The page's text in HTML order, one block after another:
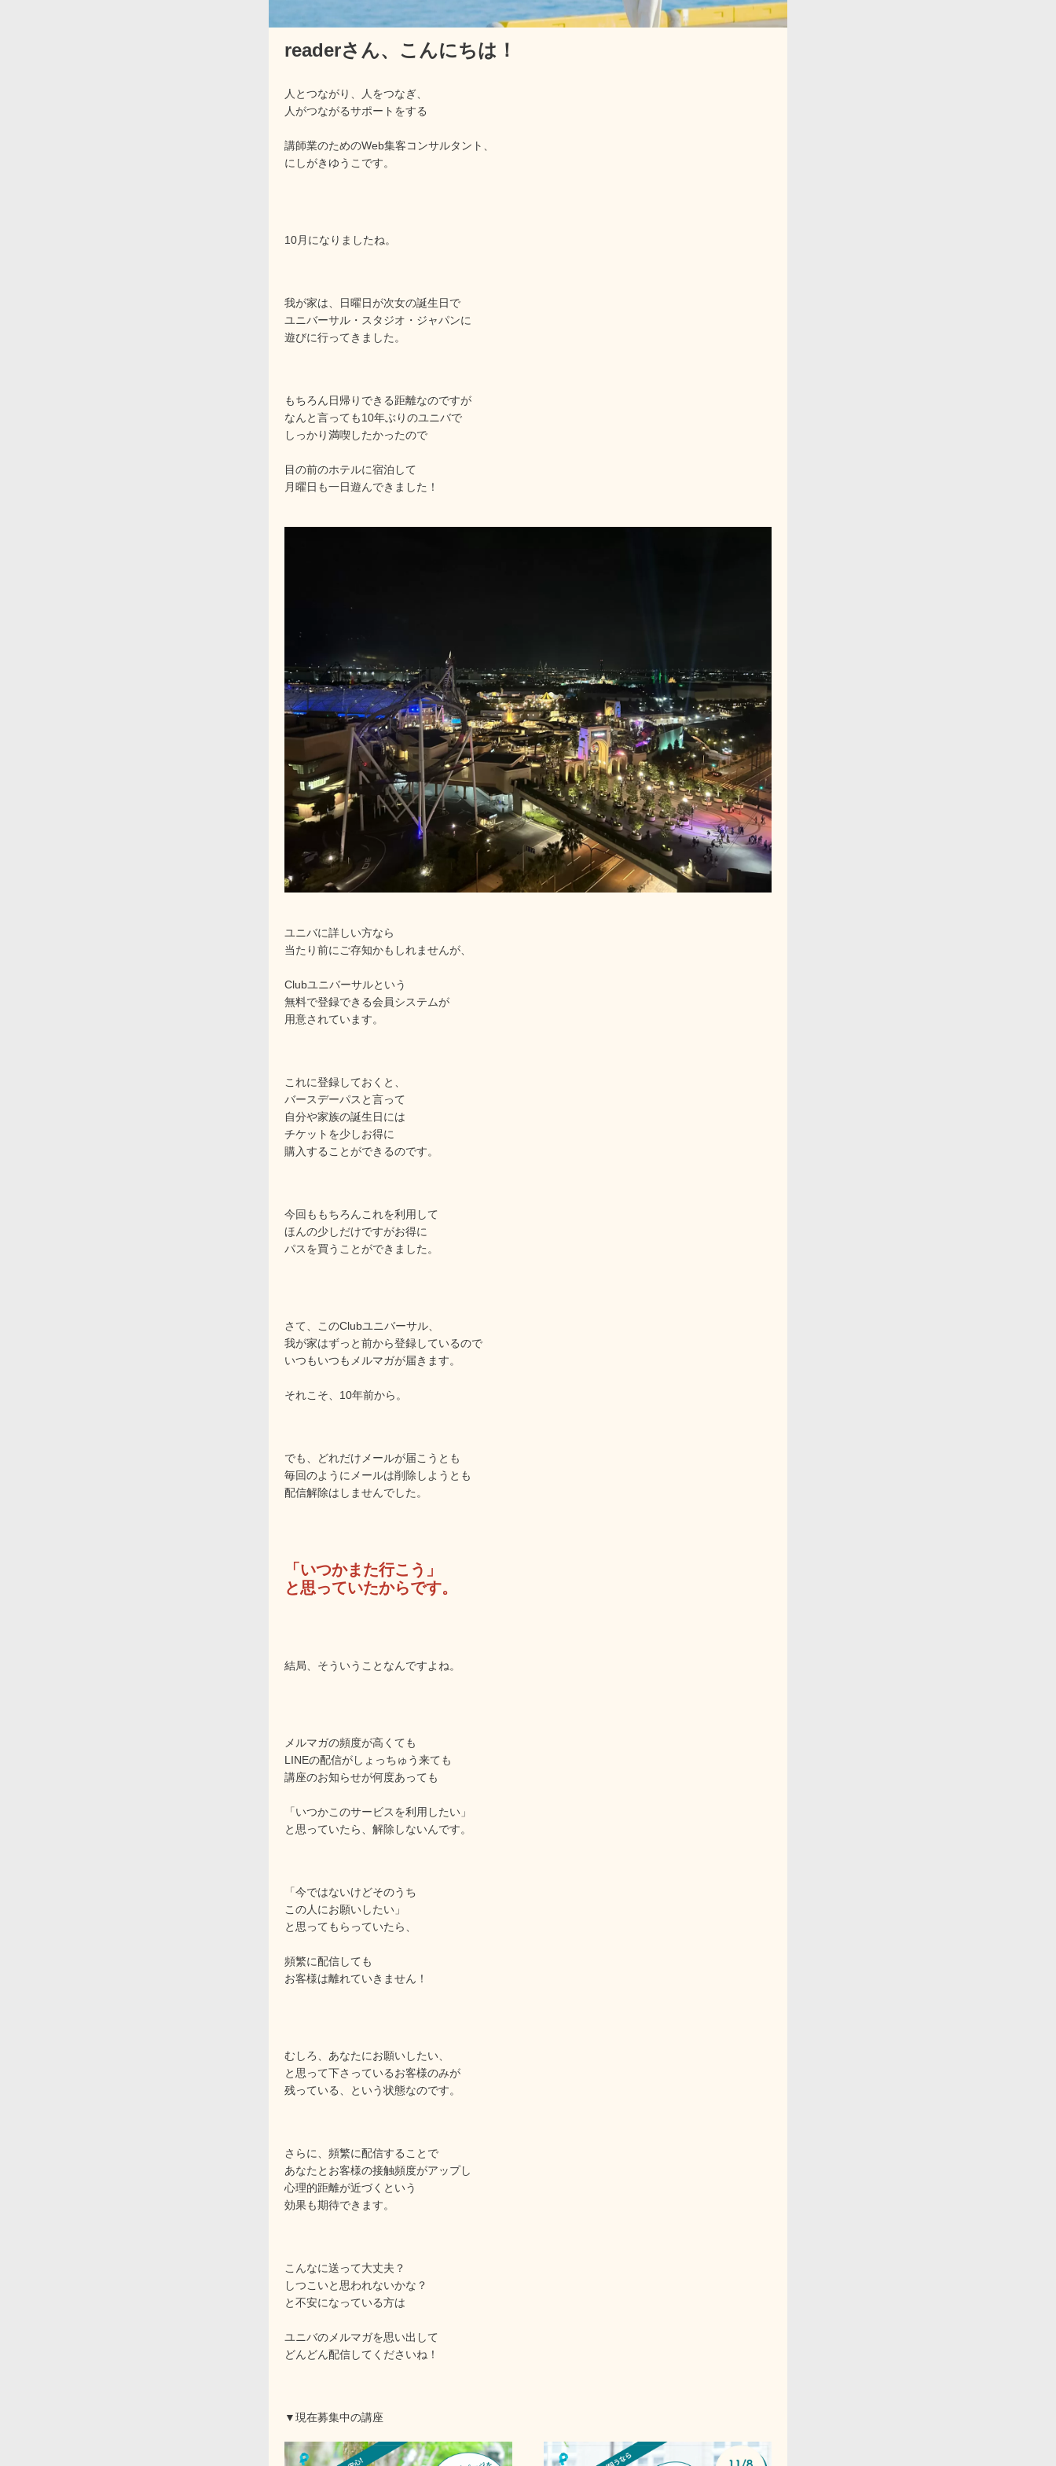
readerさん、 こんにちは！
人とつながり、人をつなぎ、
人がつながるサポートをする
講師業のためのWeb集客コンサルタント、
にしがきゆうこです。
10月になりましたね。
我が家は、日曜日が次女の誕生日で
ユニバーサル・スタジオ・ジャパンに
遊びに行ってきました。
もちろん日帰りできる距離なのですが
なんと言っても10年ぶりのユニバで
しっかり満喫したかったので
目の前のホテルに宿泊して
月曜日も一日遊んできました！
ユニバに詳しい方なら
当たり前にご存知かもしれませんが、
Clubユニバーサルという
無料で登録できる会員システムが
用意されています。
これに登録しておくと、
バースデーパスと言って
自分や家族の誕生日には
チケットを少しお得に
購入することができるのです。
今回ももちろんこれを利用して
ほんの少しだけですがお得に
パスを買うことができました。
さて、このClubユニバーサル、
我が家はずっと前から登録しているので
いつもいつもメルマガが届きます。
それこそ、10年前から。
でも、どれだけメールが届こうとも
毎回のようにメールは削除しようとも
配信解除はしませんでした。
「いつかまた行こう」
と思っていたからです。
結局、そういうことなんですよね。
メルマガの頻度が高くても
LINEの配信がしょっちゅう来ても
講座のお知らせが何度あっても
「いつかこのサービスを利用したい」
と思っていたら、解除しないんです。
「今ではないけどそのうち
この人にお願いしたい」
と思ってもらっていたら、
頻繁に配信しても
お客様は離れていきません！
むしろ、あなたにお願いしたい、
と思って下さっているお客様のみが
残っている、という状態なのです。
さらに、頻繁に配信することで
あなたとお客様の接触頻度がアップし
心理的距離が近づくという
効果も期待できます。
こんなに送って大丈夫？
しつこいと思われないかな？
と不安になっている方は
ユニバのメルマガを思い出して
どんどん配信してくださいね！
▼現在募集中の講座